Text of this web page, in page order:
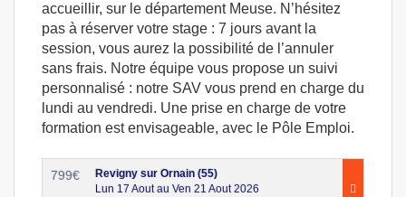
accueillir, sur le département Meuse. N’hésitez
pas à réserver votre stage : 7 jours avant la
session, vous aurez la possibilité de l’annuler
sans frais. Notre équipe vous propose un suivi
personnalisé : notre SAV vous prend en charge du
lundi au vendredi. Une prise en charge de votre
formation est envisageable, avec le Pôle Emploi.
799€
Revigny sur Ornain (55)
Lun 17 Aout au Ven 21 Aout 2026